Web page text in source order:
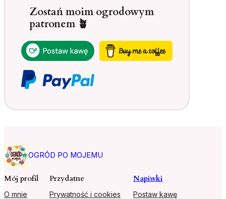
Zostań moim ogrodowym
patronem 🪴
OGRÓD PO MOJEMU
Mój profil
O mnie
Przydatne
Prywatność i cookies
Napiwki
Postaw kawę